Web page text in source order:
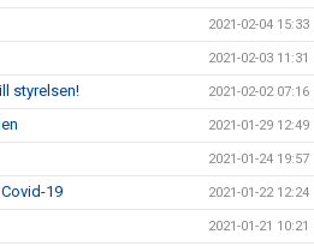
2021-02-04 15:33
2021-02-03 11:31
styrelsen! 2021-02-02 07:16
2021-01-29 12:49
2021-01-24 19:57
19 2021-01-22 12:24
2021-01-21 10:21